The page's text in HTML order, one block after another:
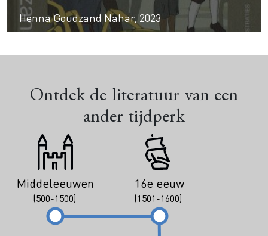
Henna Goudzand Nahar, 2023
Ontdek de literatuur van een
ander tijdperk
Middeleeuwen
(500-1500)
16e eeuw
(1501-1600)